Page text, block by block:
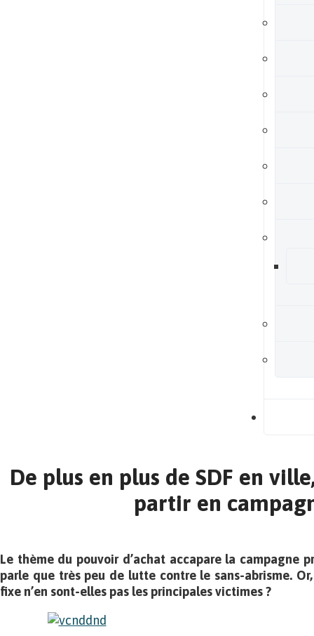
De plus en plus de SDF en
partir en
Le thème du pouvoir d’achat accapare la campagne
parle que très peu de lutte contre le sans-abrisme.
fixe n’en sont-elles pas les principales victimes ?